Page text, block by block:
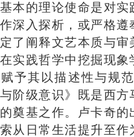
本的理论使命是对
深入探析，或严格
了阐释文艺本质与
实践哲学中挖掘现
予其以描述性与规
阶级意识》既是西
奠基之作。卢卡奇
从日常生活提升至